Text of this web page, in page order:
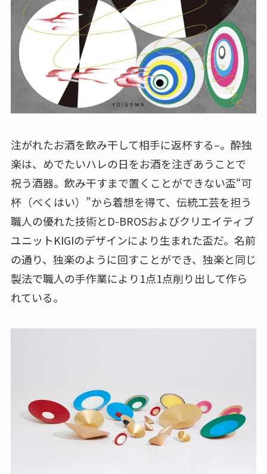
注がれたお酒を飲み干して相手に返杯する–。酔独
楽は、めでたいハレの日をお酒を注ぎあうことで
祝う酒器。飲み干すまで置くことができない盃“可
杯（べくはい）”から着想を得て、伝統工芸を担う
職人の優れた技術とD-BROSおよびクリエイティブ
ユニットKIGIのデザインにより生まれた盃だ。名前
の通り、独楽のように回すことができ、独楽と同じ
製法で職人の手作業により1点1点削り出して作ら
れている。